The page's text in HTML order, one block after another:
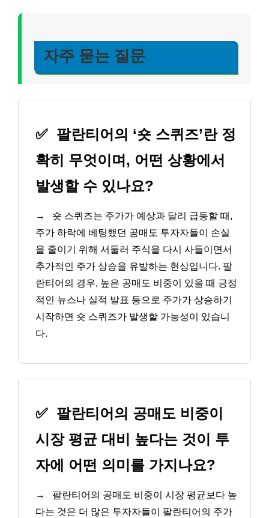
자주 묻는 질문
✅ 팔란티어의 ‘숏 스퀴즈’란 정
확히 무엇이며, 어떤 상황에서
발생할 수 있나요?
→
숏 스퀴즈는 주가가 예상과 달리 급등할 때,
주가 하락에 베팅했던 공매도 투자자들이 손실
을 줄이기 위해 서둘러 주식을 다시 사들이면서
추가적인 주가 상승을 유발하는 현상입니다. 팔
란티어의 경우, 높은 공매도 비중이 있을 때 긍정
적인 뉴스나 실적 발표 등으로 주가가 상승하기
시작하면 숏 스퀴즈가 발생할 가능성이 있습니
다.
✅ 팔란티어의 공매도 비중이
시장 평균 대비 높다는 것이 투
자에 어떤 의미를 가지나요?
→
팔란티어의 공매도 비중이 시장 평균보다 높
다는 것은 더 많은 투자자들이 팔란티어의 주가